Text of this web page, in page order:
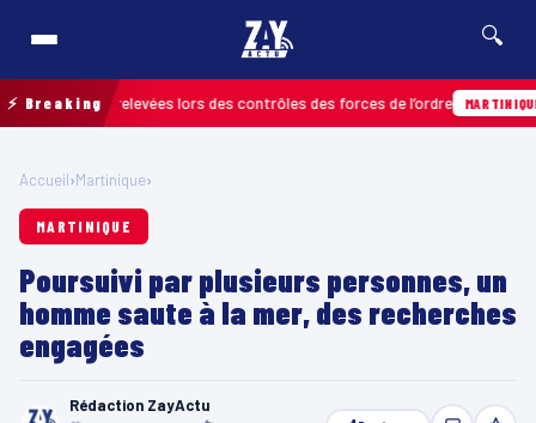
🔍
⚡ Breakingrelevées lors des contrôles des forces de l’ordre MARTINIQUE
Accueil›Martinique›
MARTINIQUE
Poursuivi par plusieurs personnes, un
homme saute à la mer, des recherches
engagées
Rédaction ZayActu